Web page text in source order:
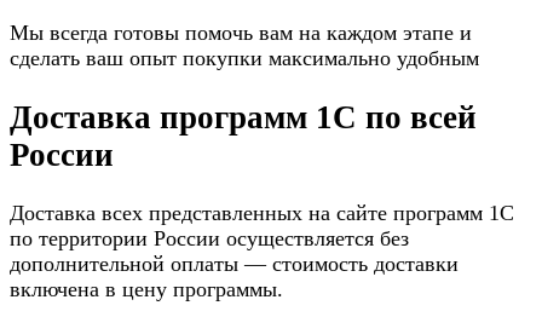
Мы всегда готовы помочь вам на каждом этапе и
сделать ваш опыт покупки максимально удобным
Доставка программ 1С по всей
России
Доставка всех представленных на сайте программ 1С
по территории России осуществляется без
дополнительной оплаты — стоимость доставки
включена в цену программы.